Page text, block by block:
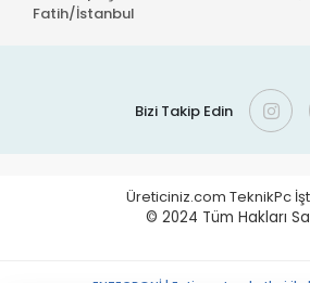
Fatih/İstanbul
Bizi Takip Edin
Üreticiniz.com TeknikPc
© 2024 Tüm Hakları